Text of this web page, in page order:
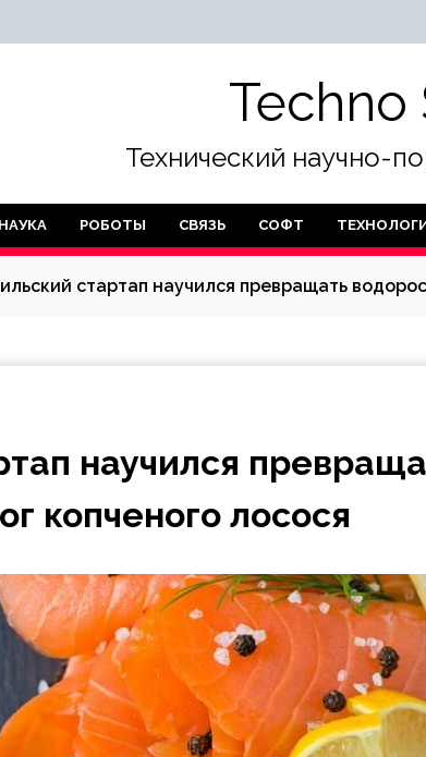
Techno
Технический научно-
НАУКА РОБОТЫ СВЯЗЬ СОФТ
стартап научился превращать
научился
копченого лосося